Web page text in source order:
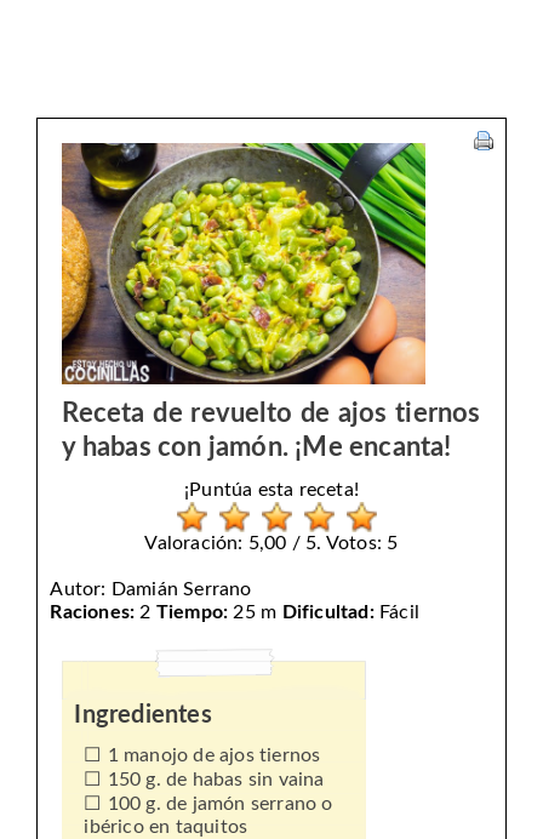
Receta de revuelto de ajos tiernos
y habas con jamón. ¡Me encanta!
¡Puntúa esta receta!
Valoración: 5,00 / 5. Votos: 5
Autor: Damián Serrano
Raciones: 2 Tiempo: 25 m Dificultad:Fácil
Ingredientes
1 manojo de ajos tiernos
150 g. de habas sin vaina
100 g. de jamón serrano o
ibérico en taquitos